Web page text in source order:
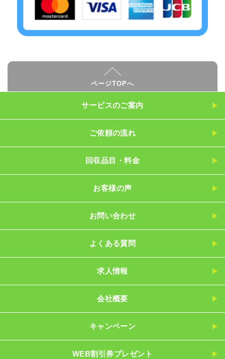
ページTOPへ
サービスのご案内
ご依頼の流れ
回収品目・料金
お客様の声
お問い合わせ
よくある質問
求人情報
会社概要
キャンペーン
WEB割引券プレゼント